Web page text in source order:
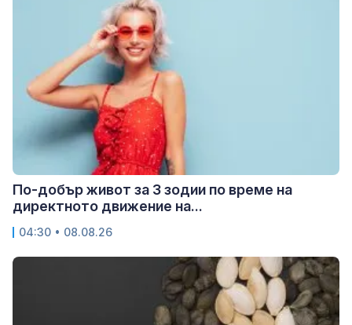
По-добър живот за 3 зодии по време на
директното движение на...
04:30 • 08.08.26